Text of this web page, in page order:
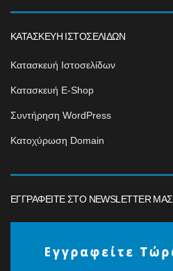
ΚΑΤΑΣΚΕΥΉ ΙΣΤΟΣΕΛΊΔΩΝ
Κατασκευή Ιστοσελίδων
Κατασκευή E-Shop
Συντήρηση WordPress
Κατοχύρωση Domain
ΕΓΓΡΑΦΕΊΤΕ ΣΤΟ NEWSLETTER ΜΑΣ